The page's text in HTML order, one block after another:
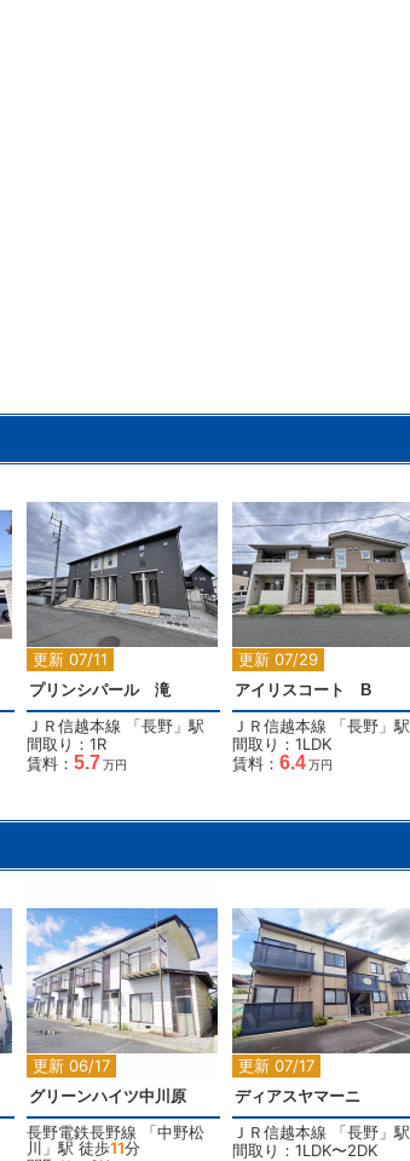
更新 07/11
2
プリンシパール 滝
ＪＲ信越本線 「長野 」駅
間取り：1R
賃料： 5.7万円
更新 07/29
2
アイリスコート B
ＪＲ信越本線 「長野 」駅
間取り：1LDK
賃料： 6.4万円
更新 06/17
2
グリーンハイツ中川原
長野電鉄長野線 「中野松
川 」駅 徒歩11分
更新 07/17
2
ディアスヤマーニ
ＪＲ信越本線 「長野 」駅
間取り：1LDK〜2DK